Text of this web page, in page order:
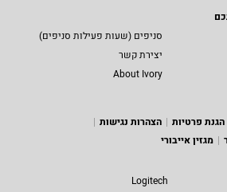
סניפים (שעות פעילות סניפים)
יצירת קשר
About Ivory
הגנת פרטיות
הצהרות נגישות
מגזין אייבורי
Logitech